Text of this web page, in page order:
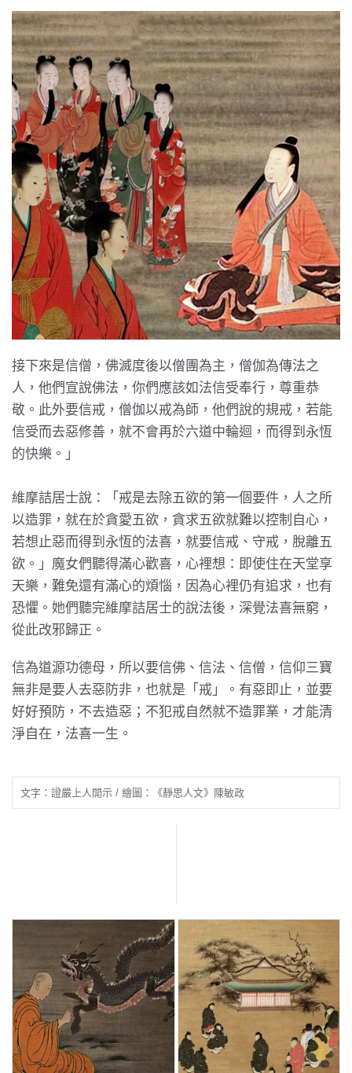
接下來是信僧，佛滅度後以僧團為主，僧伽為傳法之
人，他們宣說佛法，你們應該如法信受奉行，尊重恭
敬。此外要信戒，僧伽以戒為師，他們說的規戒，若能
信受而去惡修善，就不會再於六道中輪迴，而得到永恆
的快樂。」
維摩詰居士說：「戒是去除五欲的第一個要件，人之所
以造罪，就在於貪愛五欲，貪求五欲就難以控制自心，
若想止惡而得到永恆的法喜，就要信戒、守戒，脫離五
欲。」魔女們聽得滿心歡喜，心裡想：即使住在天堂享
天樂，難免還有滿心的煩惱，因為心裡仍有追求，也有
恐懼。她們聽完維摩詰居士的說法後，深覺法喜無窮，
從此改邪歸正。
信為道源功德母，所以要信佛、信法、信僧，信仰三寶
無非是要人去惡防非，也就是「戒」。有惡即止，並要
好好預防，不去造惡；不犯戒自然就不造罪業，才能清
淨自在，法喜一生。
文字：證嚴上人開示 / 繪圖：《靜思人文》陳敏政